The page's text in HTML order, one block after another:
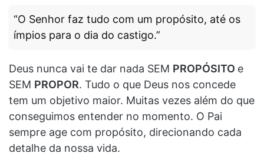
“O Senhor faz tudo com um propósito, até os
ímpios para o dia do castigo.”
Deus nunca vai te dar nada SEM PROPÓSITO e
SEM PROPOR. Tudo o que Deus nos concede
tem um objetivo maior. Muitas vezes além do que
conseguimos entender no momento. O Pai
sempre age com propósito, direcionando cada
detalhe da nossa vida.